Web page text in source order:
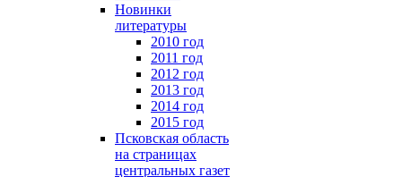
Новинки
литературы
2010 год
2011 год
2012 год
2013 год
2014 год
2015 год
Псковская область
на страницах
центральных газет